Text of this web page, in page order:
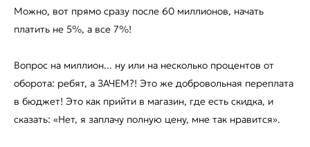
Можно, вот прямо сразу после 60 миллионов, начать
платить не 5%, а все 7%!
Вопрос на миллион... ну или на несколько процентов от
оборота: ребят, а ЗАЧЕМ?! Это же добровольная переплата
в бюджет! Это как прийти в магазин, где есть скидка, и
сказать: «Нет, я заплачу полную цену, мне так нравится».